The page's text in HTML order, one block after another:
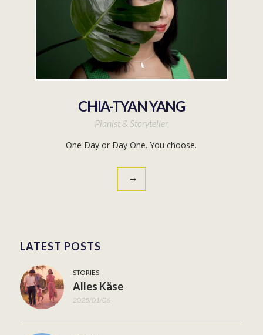
CHIA-TYAN YANG
Pianist & Storyteller
One Day or Day One. You choose.
LATEST POSTS
STORIES
Alles Käse
2025/01/06